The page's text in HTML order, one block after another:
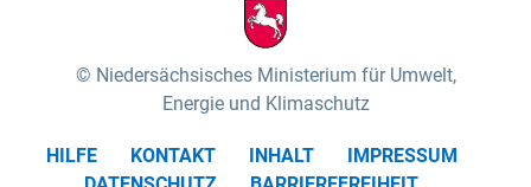
Niedersächsisches Ministerium für Umwelt,
Energie und Klimaschutz
HILFE KONTAKT INHALT
IMPRESSUM